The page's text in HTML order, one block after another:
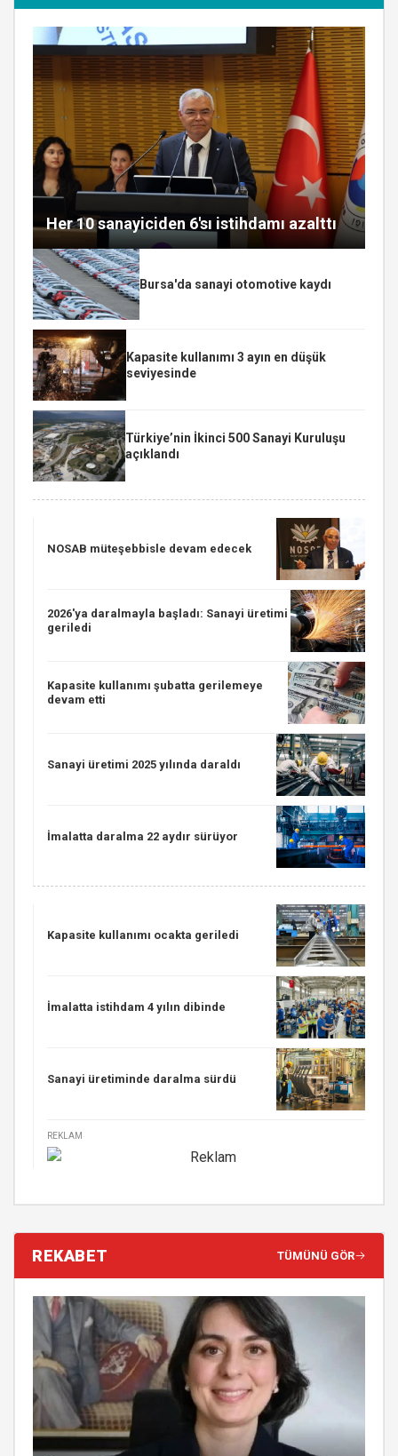
Her 10 sanayiciden 6'sı istihdamı azalttı
Bursa'da sanayi otomotive kaydı
Kapasite kullanımı 3 ayın en düşük
seviyesinde
Türkiye’nin İkinci 500 Sanayi Kuruluşu
açıklandı
NOSAB müteşebbisle devam edecek
2026'ya daralmayla başladı: Sanayi üretimi
geriledi
Kapasite kullanımı şubatta gerilemeye
devam etti
Sanayi üretimi 2025 yılında daraldı
İmalatta daralma 22 aydır sürüyor
Kapasite kullanımı ocakta geriledi
İmalatta istihdam 4 yılın dibinde
Sanayi üretiminde daralma sürdü
REKLAM
REKABET TÜMÜNÜ GÖR